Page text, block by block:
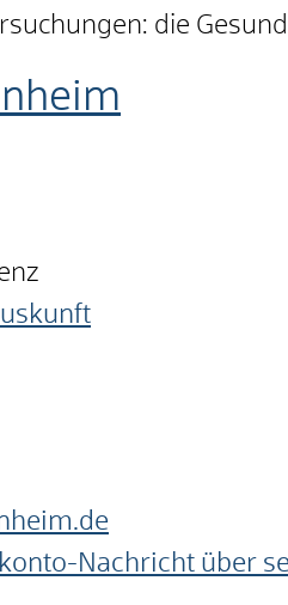
die
Nachricht über